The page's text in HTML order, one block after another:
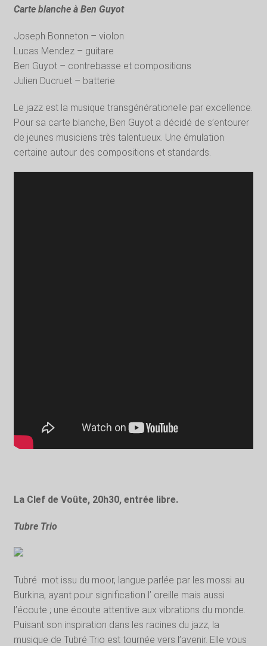
Carte blanche à Ben Guyot
Joseph Bonneton – violon
Lucas Mendez – guitare
Ben Guyot – contrebasse et compositions
Julien Ducruet – batterie
Le jazz est la musique transgénérationelle par excellence.
Pour sa carte blanche, Ben Guyot a décidé de s’entourer
de jeunes musiciens très talentueux. Une émulation
certaine autour des compositions et standards.
La Clef de Voûte, 20h30, entrée libre.
Tubre Trio
Tubré mot issu du moor, langue parlée par les mossi au
Burkina, ayant pour signification l’ oreille mais aussi
l’écoute ; une écoute attentive aux vibrations du monde.
Puisant son inspiration dans les racines du jazz, la
musique de Tubré Trio est tournée vers l’avenir. Elle vous